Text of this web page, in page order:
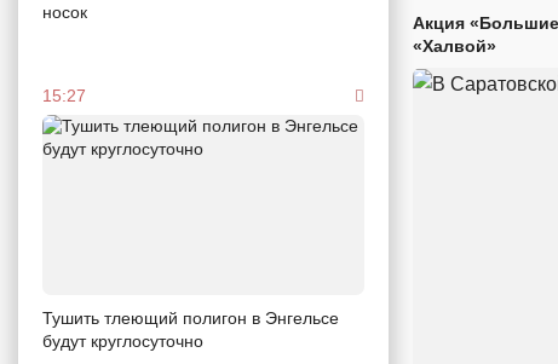
носок
15:27
Тушить тлеющий полигон в Энгельсе
будут круглосуточно
Акция
«Халвой»